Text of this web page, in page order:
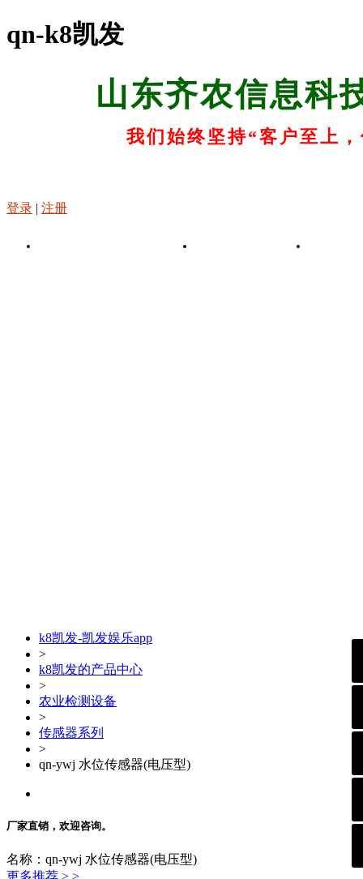
qn-k8凯发
山东齐农信息科
我们始终坚持“客户至上
登录 | 注册
k8凯发-凯发娱乐app
>
k8凯发的产品中心
>
农业检测设备
>
传感器系列
>
qn-ywj 水位传感器(电压型)
厂家直销，欢迎咨询。
名称：qn-ywj 水位传感器(电压型)